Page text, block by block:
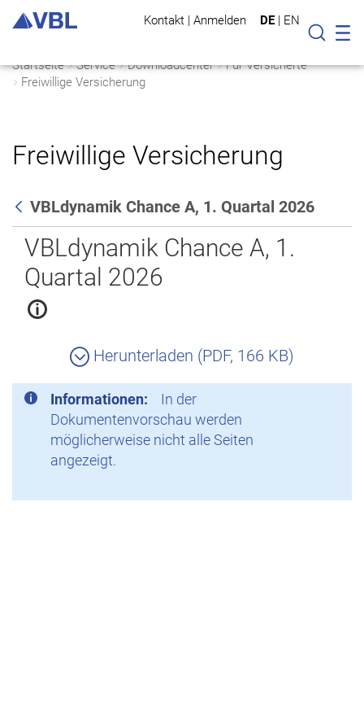
Kontakt | Anmelden DE | EN
Suche
Startseite Service Downloadcenter
Für Versicherte
Freiwillige Versicherung
Freiwillige Versicherung
Zurück
VBLdynamik Chance A, 1. Quartal 2026
VBLdynamik Chance A, 1.
Quartal 2026
Herunterladen (PDF, 166 KB)
Informationen:
In der
Dokumentenvorschau werden
möglicherweise nicht alle Seiten
angezeigt.